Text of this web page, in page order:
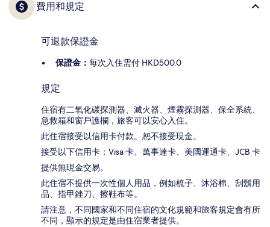
費用和規定
可退款保證金
保證金： 每次入住需付 HKD500.0
規定
住宿有二氧化碳探測器、滅火器、煙霧探測器、保全系統、
急救箱和窗戶護欄，旅客可以安心入住。
此住宿接受以信用卡付款。恕不接受現金。
接受以下信用卡：Visa 卡、萬事達卡、美國運通卡、JCB 卡
提供無現金交易。
此住宿不提供一次性個人用品，例如梳子、沐浴棉、刮鬍用
品、指甲銼刀、擦鞋布等。
請注意，不同國家和不同住宿的文化規範和旅客規定會有所
不同，顯示的規定是由住宿業者提供。